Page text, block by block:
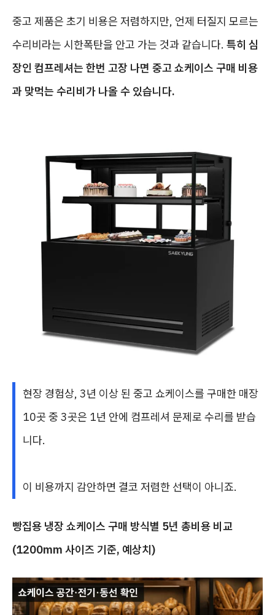
중고 제품은 초기 비용은 저렴하지만, 언제 터질지 모르는
수리비라는 시한폭탄을 안고 가는 것과 같습니다. 특히 심
장인 컴프레셔는 한번 고장 나면 중고 쇼케이스 구매 비용
과 맞먹는 수리비가 나올 수 있습니다.
현장 경험상, 3년 이상 된 중고 쇼케이스를 구매한 매장
10곳 중 3곳은 1년 안에 컴프레셔 문제로 수리를 받습
니다.
이 비용까지 감안하면 결코 저렴한 선택이 아니죠.
빵집용 냉장 쇼케이스 구매 방식별 5년 총비용 비교
(1200mm 사이즈 기준, 예상치)